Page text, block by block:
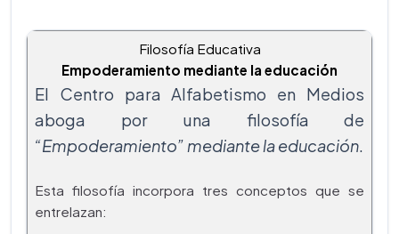
Filosofía Educativa
Empoderamiento mediante la educación
El Centro para Alfabetismo en Medios
aboga por una filosofía de
“Empoderamiento” mediante la educación.
Esta filosofía incorpora tres conceptos que se
entrelazan: